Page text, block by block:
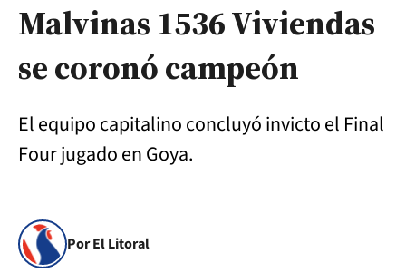
Malvinas 1536 Viviendas
se coronó campeón
El equipo capitalino concluyó invicto el Final
Four jugado en Goya.
Por El Litoral